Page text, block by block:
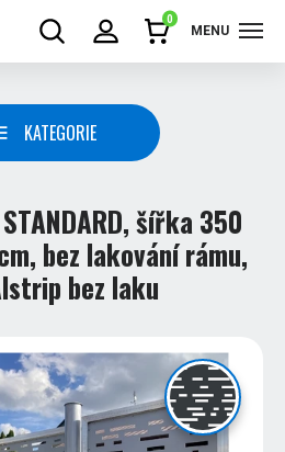
0
MENU
KATEGORIE
šířka 350
bez lakování rámu,
bez laku